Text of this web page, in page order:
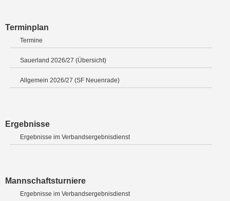
Terminplan
Termine
Sauerland 2026/27 (Übersicht)
Allgemein 2026/27 (SF Neuenrade)
Ergebnisse
Ergebnisse im Verbandsergebnisdienst
Mannschaftsturniere
Ergebnisse im Verbandsergebnisdienst